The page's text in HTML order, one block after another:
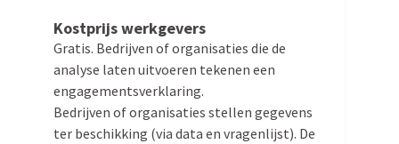
Kostprijs werkgevers
Gratis. Bedrijven of organi­saties die de
analyse laten uitvoeren tekenen een
engagementsverklaring.
Bedrijven of organi­saties stellen gegevens
ter beschikking (via data en vragen­lijst). De